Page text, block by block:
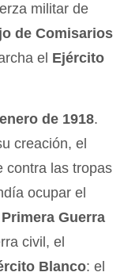
militar de
de Comisarios
el Ejército
de 1918.
creación, el
contra las tropas
ocupar el
Primera Guerra
civil, el
Blanco: el